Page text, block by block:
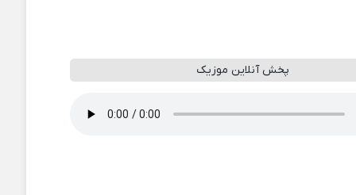
پخش آنلاین موزیک